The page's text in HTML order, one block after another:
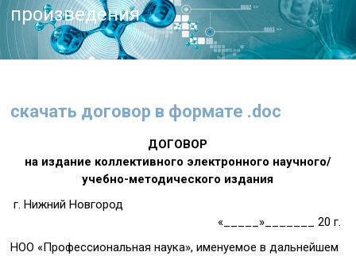
произведения
скачать договор в формате .doc
ДОГОВОР
на издание коллективного электронного научного/
учебно-методического издания
г. Нижний Новгород
«_____»_______ 20 г.
НОО «Профессиональная наука», именуемое в дальнейшем